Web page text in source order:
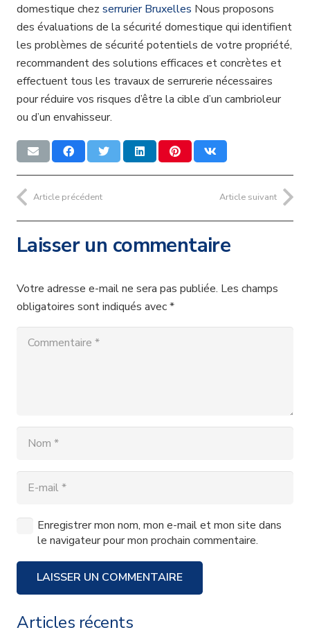
domestique chez serrurier Bruxelles Nous proposons
des évaluations de la sécurité domestique qui identifient
les problèmes de sécurité potentiels de votre propriété,
recommandent des solutions efficaces et concrètes et
effectuent tous les travaux de serrurerie nécessaires
pour réduire vos risques d’être la cible d’un cambrioleur
ou d’un envahisseur.
Article précédent Article suivant
Laisser un commentaire
Votre adresse e-mail ne sera pas publiée. Les champs
obligatoires sont indiqués avec*
Enregistrer mon nom, mon e-mail et mon site dans
le navigateur pour mon prochain commentaire.
LAISSER UN COMMENTAIRE
Articles récents